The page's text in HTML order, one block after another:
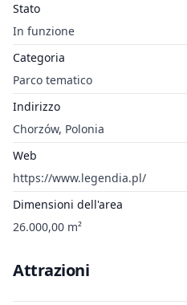
Stato
In funzione
Categoria
Parco tematico
Indirizzo
Chorzów, Polonia
Web
https://www.legendia.pl/
Dimensioni dell'area
26.000,00 m²
Attrazioni